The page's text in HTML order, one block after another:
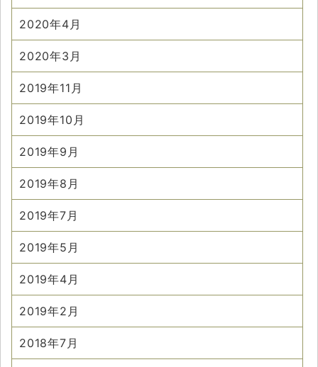
2020年4月
2020年3月
2019年11月
2019年10月
2019年9月
2019年8月
2019年7月
2019年5月
2019年4月
2019年2月
2018年7月